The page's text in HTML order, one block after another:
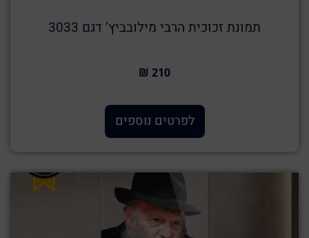
תמונת זכוכית הרבי מילובביץ’ דגם 3033
210 ₪
לפרטים נוספים